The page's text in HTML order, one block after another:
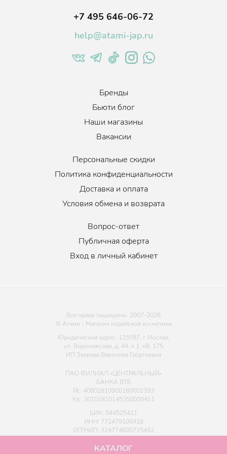
+7 495 646-06-72
help@atami-jap.ru
Бренды
Бьюти блог
Наши магазины
Вакансии
Персональные скидки
Политика конфиденциальности
Доставка и оплата
Условия обмена и возврата
Вопрос-ответ
Публичная оферта
Вход в личный кабинет
Все права защищены. 2007-2026
© Атами - Магазин корейской косметики
Юридический адрес: 115597, г. Москва,
ул. Воронежская, д. 44, к 1, кВ. 175
ИП Зверева Вероника Георгиевна
ПАО ФИЛИАЛ «ЦЕНТРАЛЬНЫЙ»
БАНКА ВТБ
Р/с: 40802810900180002393
К/с: 30101810145250000411
БИК: 044525411
ИНН: 772479106416
ОГРНИП: 324774600715492
КАТАЛОГ